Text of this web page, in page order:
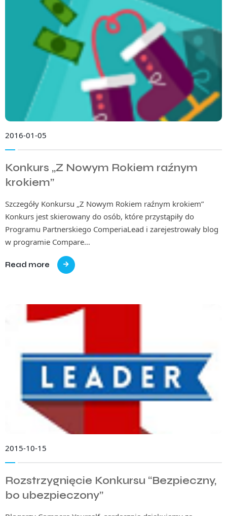
2016-01-05
Konkurs „Z Nowym Rokiem raźnym
krokiem”
Szczegóły Konkursu „Z Nowym Rokiem raźnym krokiem”
Konkurs jest skierowany do osób, które przystąpiły do
Programu Partnerskiego ComperiaLead i zarejestrowały blog
w programie Compare…
Read more
2015-10-15
Rozstrzygnięcie Konkursu “Bezpieczny,
bo ubezpieczony”